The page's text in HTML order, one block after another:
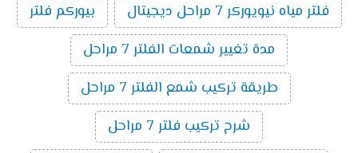
فلتر مياه نيويوركر 7 مراحل ديجيتال
بيوركم فلتر
مدة تغيير شمعات الفلتر 7 مراحل
طريقة تركيب شمع الفلتر 7 مراحل
شرح تركيب فلتر 7 مراحل